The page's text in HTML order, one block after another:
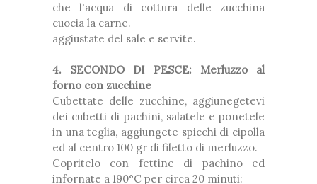
che l'acqua di cottura delle zucchina
cuocia la carne.
aggiustate del sale e servite.
4. SECONDO DI PESCE: Merluzzo al
forno con zucchine
Cubettate delle zucchine, aggiunegetevi
dei cubetti di pachini, salatele e ponetele
in una teglia, aggiungete spicchi di cipolla
ed al centro 100 gr di filetto di merluzzo.
Copritelo con fettine di pachino ed
infornate a 190°C per circa 20 minuti: